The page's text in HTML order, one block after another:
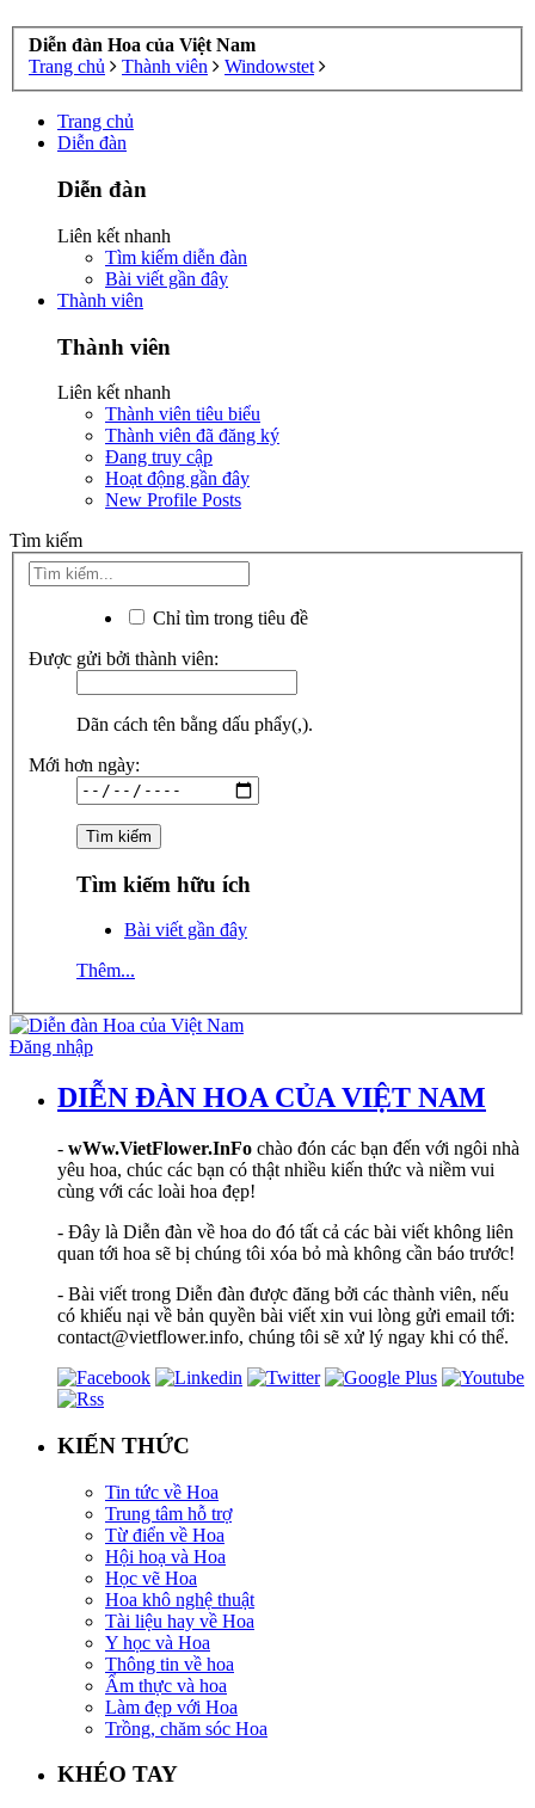
Diễn đàn Hoa của Việt Nam
Trang chủ
Thành viên Windowstet
Trang chủ
Diễn đàn
Diễn đàn
Liên kết nhanh
Tìm kiếm diễn đàn
Bài viết gần đây
Thành viên
Thành viên
Liên kết nhanh
Thành viên tiêu biểu
Thành viên đã đăng ký
Đang truy cập
Hoạt động gần đây
New Profile Posts
Tìm kiếm
Chỉ tìm trong tiêu đề
Được gửi bởi thành viên:
Dãn cách tên bằng dấu phẩy(,).
Mới hơn ngày:
Tìm kiếm hữu ích
Bài viết gần đây
Thêm...
Đăng nhập
DIỄN ĐÀN HOA CỦA VIỆT NAM
- wWw.VietFlower.InFo chào đón các bạn đến với ngôi nhà
yêu hoa, chúc các bạn có thật nhiều kiến thức và niềm vui
cùng với các loài hoa đẹp!
- Đây là Diễn đàn về hoa do đó tất cả các bài viết không liên
quan tới hoa sẽ bị chúng tôi xóa bỏ mà không cần báo trước!
- Bài viết trong Diễn đàn được đăng bởi các thành viên, nếu
có khiếu nại về bản quyền bài viết xin vui lòng gửi email tới:
contact@vietflower.info, chúng tôi sẽ xử lý ngay khi có thể.
KIẾN THỨC
Tin tức về Hoa
Trung tâm hỗ trợ
Từ điển về Hoa
Hội hoạ và Hoa
Học vẽ Hoa
Hoa khô nghệ thuật
Tài liệu hay về Hoa
Y học và Hoa
Thông tin về hoa
Ẩm thực và hoa
Làm đẹp với Hoa
Trồng, chăm sóc Hoa
KHÉO TAY